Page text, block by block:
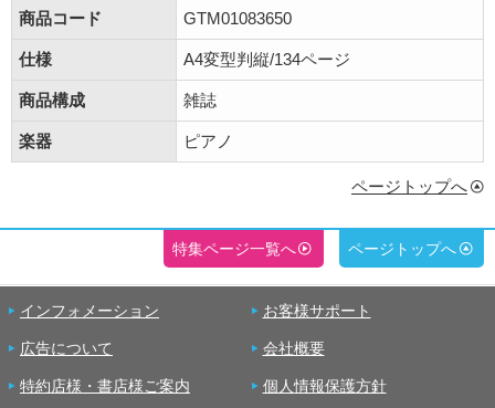
商品コード
GTM01083650
仕様 A4変型判縦/134ページ
商品構成 雑誌
楽器 ピアノ
ページトップへ
特集ページ一覧へ ページトップへ
インフォメーション お客様サポート
広告について 会社概要
特約店様・書店様ご案内 個人情報保護方針